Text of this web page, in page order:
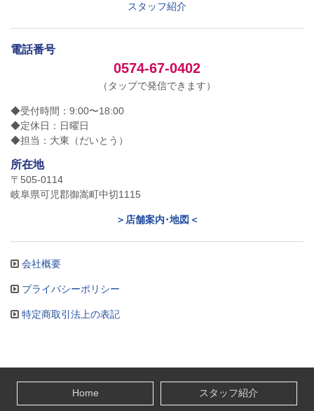
スタッフ紹介
電話番号
0574-67-0402
（タップで発信できます）
◆受付時間：9:00〜18:00
◆定休日：日曜日
◆担当：大東（だいとう）
所在地
〒505-0114
岐阜県可児郡御嵩町中切1115
＞店舗案内･地図＜
会社概要
プライバシーポリシー
特定商取引法上の表記
Home スタッフ紹介